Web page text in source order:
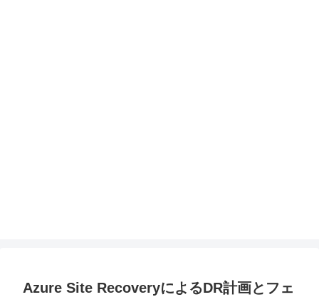
Azure Site RecoveryによるDR計画とフェ